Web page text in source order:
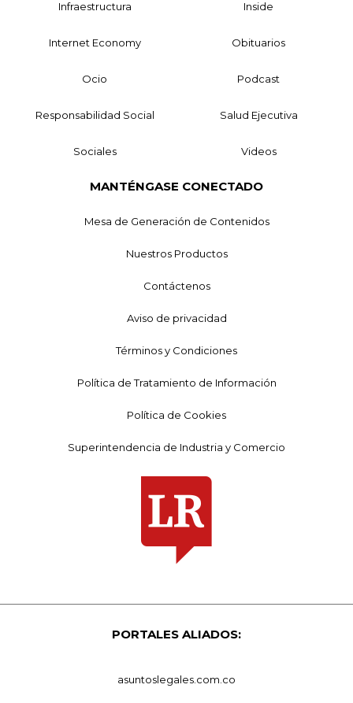
Infraestructura Inside
Internet Economy Obituarios
Ocio Podcast
Responsabilidad Social Salud Ejecutiva
Sociales Videos
MANTÉNGASE CONECTADO
Mesa de Generación de Contenidos
Nuestros Productos
Contáctenos
Aviso de privacidad
Términos y Condiciones
Política de Tratamiento de Información
Política de Cookies
Superintendencia de Industria y Comercio
PORTALES ALIADOS:
asuntoslegales.com.co